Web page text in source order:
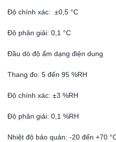
Độ chính xác: ±0,5 °C
Độ phân giải: 0,1 °C
Đầu dò độ ẩm dạng điện dung
Thang đo: 5 đến 95 %RH
Độ chính xác: ±3 %RH
Độ phân giải: 0,1 %RH
Nhiệt độ bảo quản: -20 đến +70